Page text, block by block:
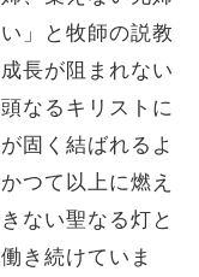
」と牧師の説教
長が阻まれない
なるキリストに
固く結ばれるよ
つて以上に燃え
ない聖なる灯と
き続けていま